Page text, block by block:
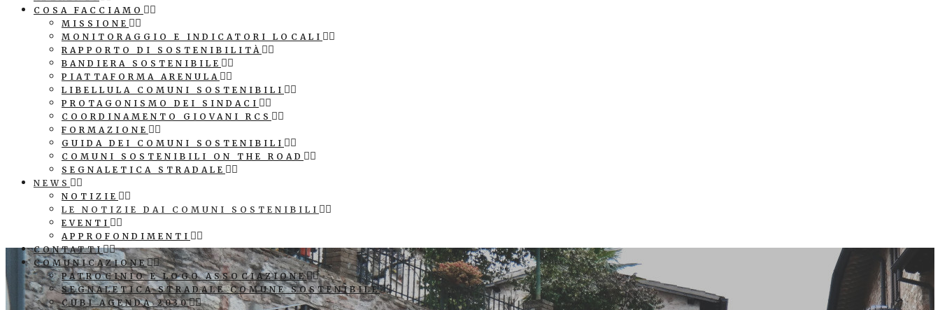
COSA FACCIAMO
MISSIONE
MONITORAGGIO E INDICATORI LOCALI
RAPPORTO DI SOSTENIBILITÀ
BANDIERA SOSTENIBILE
PIATTAFORMA ARENULA
LIBELLULA COMUNI SOSTENIBILI
PROTAGONISMO DEI SINDACI
COORDINAMENTO GIOVANI RCS
FORMAZIONE
GUIDA DEI COMUNI SOSTENIBILI
COMUNI SOSTENIBILI ON THE ROAD
SEGNALETICA STRADALE
NEWS
NOTIZIE
LE NOTIZIE DAI COMUNI SOSTENIBILI
EVENTI
APPROFONDIMENTI
CONTATTI
COMUNICAZIONE
PATROCINIO E LOGO ASSOCIAZIONE
SEGNALETICA STRADALE COMUNE SOSTENIBILE
CUBI AGENDA 2030